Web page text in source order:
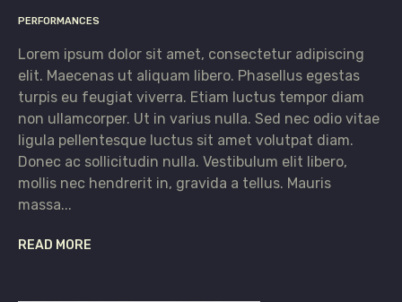
PERFORMANCES
Lorem ipsum dolor sit amet, consectetur adipiscing
elit. Maecenas ut aliquam libero. Phasellus egestas
turpis eu feugiat viverra. Etiam luctus tempor diam
non ullamcorper. Ut in varius nulla. Sed nec odio vitae
ligula pellentesque luctus sit amet volutpat diam.
Donec ac sollicitudin nulla. Vestibulum elit libero,
mollis nec hendrerit in, gravida a tellus. Mauris
massa...
READ MORE